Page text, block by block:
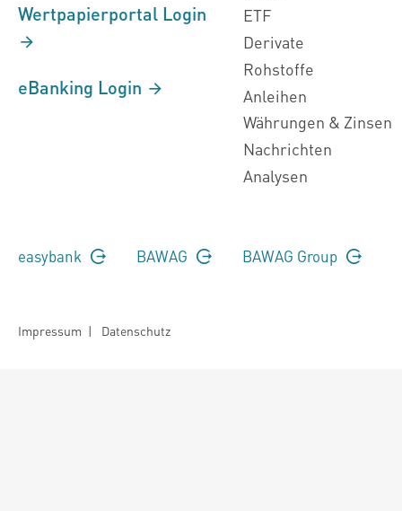
Wertpapierportal Login
eBanking Login
ETF
Derivate
Rohstoffe
Anleihen
Währungen & Zinsen
Nachrichten
Analysen
easybank BAWAG BAWAG Group
Impressum | Datenschutz